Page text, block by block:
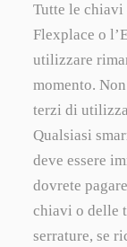
Tutte le chiavi
Flexplace o
utilizzare
momento.
terzi di
Qualsiasi
deve essere
dovrete
chiavi o delle
serrature, se